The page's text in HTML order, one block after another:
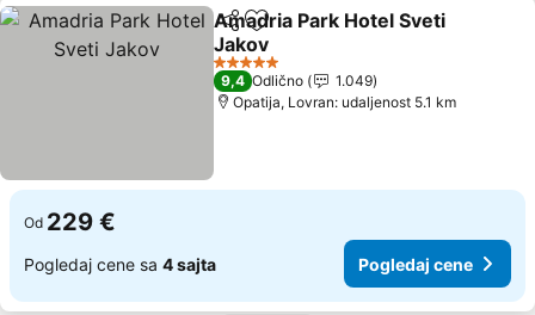
Deli Dodati u favorite
Amadria Park Hotel Sveti
Jakov
Pogledaj cene
5 Zvezdice
9,4 Odlično
1.049
Opatija, Lovran: udaljenost 5.1 km
Od 229 €
Pogledaj cene sa 4 sajta Pogledaj cene